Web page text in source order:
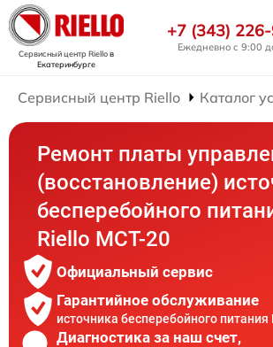
Сервисный центр Rielloв
Екатеринбурге
+7 (343)
Ежедневно с 9:00
Сервисный центр Riello Каталог
Ремонт платы
(восстановление)
бесперебойного
Riello MCT-20
Официальный сервис
Гарантийное обслуживание
источника бесперебойного
Диагностика за наш счет,